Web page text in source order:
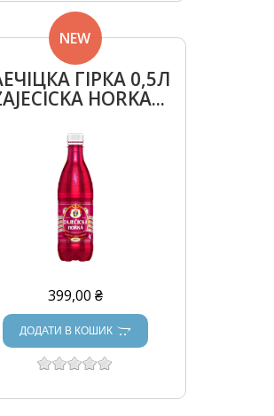
ГІРКА 0,5Л
HORKA...
NEW
399,00 ₴
ДОДАТИ В КОШИК